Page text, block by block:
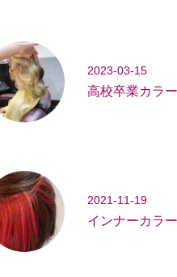
2023-03-15
高校卒業カラー
2021-11-19
インナーカラ